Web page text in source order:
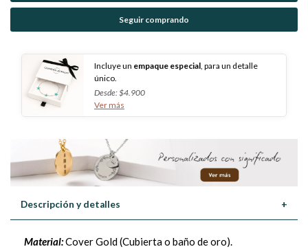
Seguir comprando
Incluye un empaque especial , para un detalle
único.
Desde: $4.900
Ver más
Descripción y detalles +
Material:Cover Gold (Cubierta o baño de oro).